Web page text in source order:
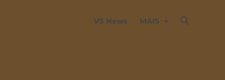
VS News MAIS